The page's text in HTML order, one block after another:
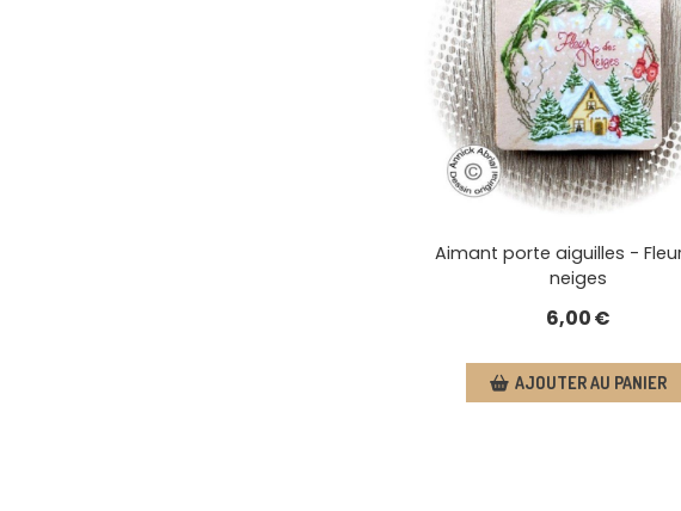
Aimant porte aiguilles -
neiges
6,00€
AJOUTER AU PANIER